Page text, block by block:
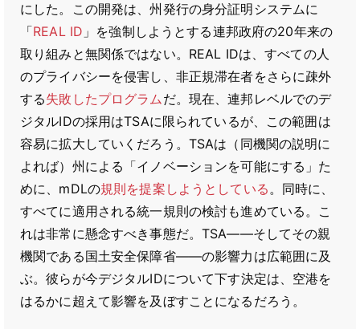
にした。この開発は、州発行の身分証明システムに
「REAL ID 」を強制しようとする連邦政府の20年来の
取り組みと無関係ではない。REAL IDは、すべての人
のプライバシーを侵害し、非正規滞在者をさらに疎外
する失敗したプログラムだ。現在、連邦レベルでのデ
ジタルIDの採用はTSAに限られているが、この範囲は
容易に拡大していくだろう。TSAは（同機関の説明に
よれば）州による「イノベーションを可能にする」た
めに、mDLの規則を提案しようとしている。同時に、
すべてに適用される統一規則の検討も進めている。こ
れは非常に懸念すべき事態だ。TSA——そしてその親
機関である国土安全保障省——の影響力は広範囲に及
ぶ。彼らが今デジタルIDについて下す決定は、空港を
はるかに超えて影響を及ぼすことになるだろう。